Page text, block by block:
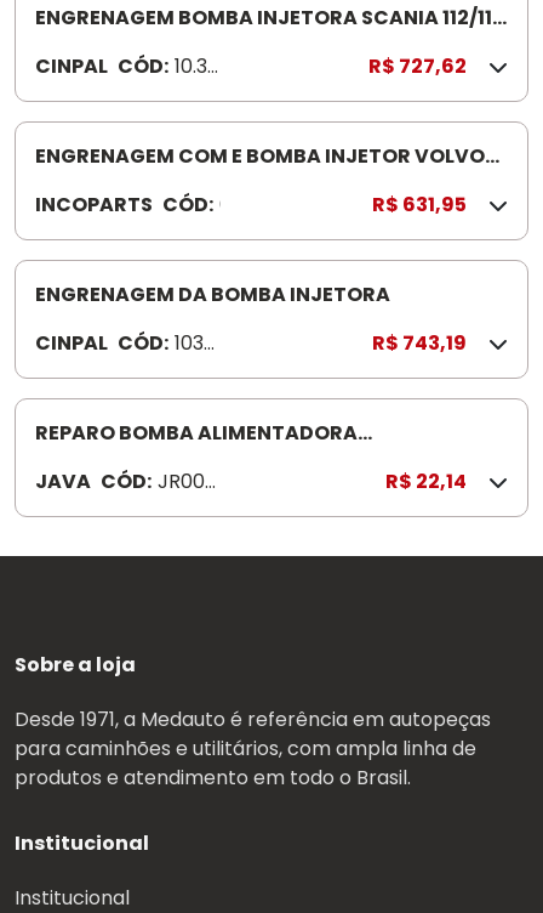
ENGRENAGEM BOMBA INJETORA SCANIA 112/113
CINPAL CÓD: 10.33
.047
9
R$ 727,62
ENGRENAGEM COM E BOMBA INJETOR VOLVO
INCOPARTS CÓD: 0
1
0
1
3
9
R$ 631,95
ENGRENAGEM DA BOMBA INJETORA
CINPAL CÓD: 1033
037
7
R$ 743,19
REPARO BOMBA ALIMENTADORA
RILICO
JAVA CÓD: JR004
4A
R$ 22,14
Sobre a loja
Desde 1971, a Medauto é referência em autopeças
para caminhões e utilitários, com ampla linha de
produtos e atendimento em todo o Brasil.
Institucional
Institucional